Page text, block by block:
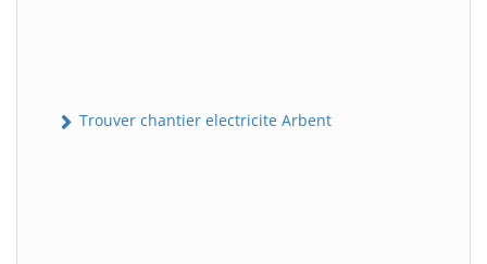
Trouver chantier electricite Arbent